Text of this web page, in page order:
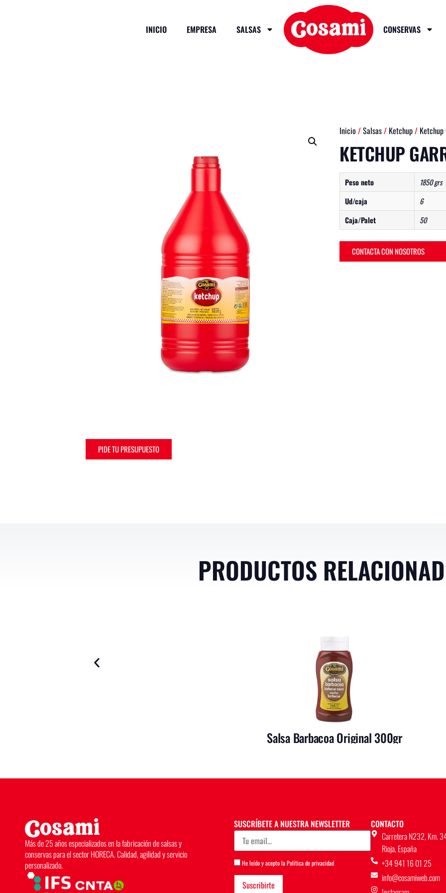
INICIO EMPRESA SALSAS CONSERVAS
Inicio /Salsas/ Ketchup/
KETCHUP
Peso neto
1850 grs
Ud/caja
6
Caja/Palet
50
CONTACTA CON NOSOTROS
PIDE TU PRESUPUESTO
PRODUCTOS
Salsa Barbacoa Original 300gr
Más de 25 años especializados en la fabricación de salsas y
conservas para el sector HORECA. Calidad, agilidad y servicio
personalizado.
SUSCRÍBETE A NUESTRA NEWSLETTER
He leído y acepto laPolítica de privacidad
CONTACTO
Carretera N232, Km.
Rioja, España
+34 941 16 01 25
info@cosamiweb.com